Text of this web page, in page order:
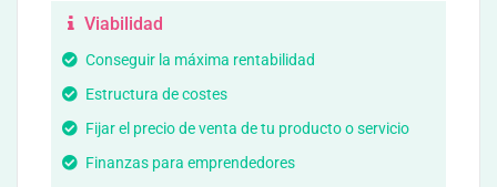
Viabilidad
Conseguir la máxima rentabilidad
Estructura de costes
Fijar el precio de venta de tu producto o servicio
Finanzas para emprendedores